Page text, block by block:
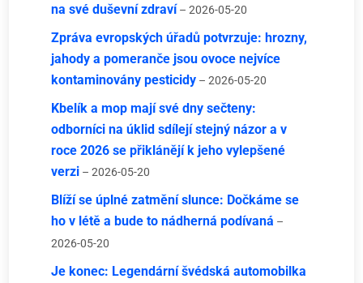
na své duševní zdraví – 2026-05-20
Zpráva evropských úřadů potvrzuje: hrozny,
jahody a pomeranče jsou ovoce nejvíce
kontaminovány pesticidy – 2026-05-20
Kbelík a mop mají své dny sečteny:
odborníci na úklid sdílejí stejný názor a v
roce 2026 se přiklánějí k jeho vylepšené
verzi – 2026-05-20
Blíží se úplné zatmění slunce: Dočkáme se
ho v létě a bude to nádherná podívaná –
2026-05-20
Je konec: Legendární švédská automobilka